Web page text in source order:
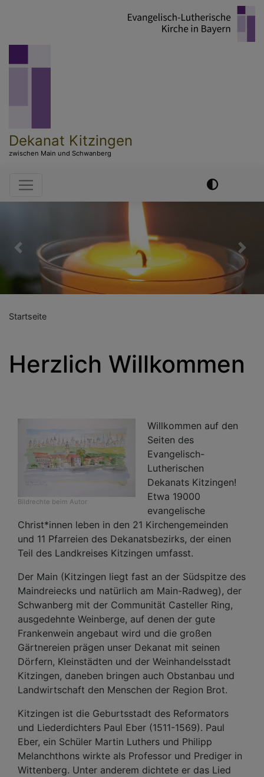
Dekanat Kitzingen
zwischen Main und Schwanberg
Hauptnavigation
Previous Next
Startseite
Herzlich Willkommen
Bildrechte beim Autor
Willkommen auf den
Seiten des
Evangelisch-
Lutherischen
Dekanats Kitzingen!
Etwa 19000
evangelische
Christ*innen leben in den 21 Kirchengemeinden
und 11 Pfarreien des Dekanatsbezirks, der einen
Teil des Landkreises Kitzingen umfasst.
Der Main (Kitzingen liegt fast an der Südspitze des
Maindreiecks und natürlich am Main-Radweg), der
Schwanberg mit der Communität Casteller Ring,
ausgedehnte Weinberge, auf denen der gute
Frankenwein angebaut wird und die großen
Gärtnereien prägen unser Dekanat mit seinen
Dörfern, Kleinstädten und der Weinhandelsstadt
Kitzingen, daneben bringen auch Obstanbau und
Landwirtschaft den Menschen der Region Brot.
Kitzingen ist die Geburtsstadt des Reformators
und Liederdichters Paul Eber (1511-1569). Paul
Eber, ein Schüler Martin Luthers und Philipp
Melanchthons wirkte als Professor und Prediger in
Wittenberg. Unter anderem dichtete er das Lied